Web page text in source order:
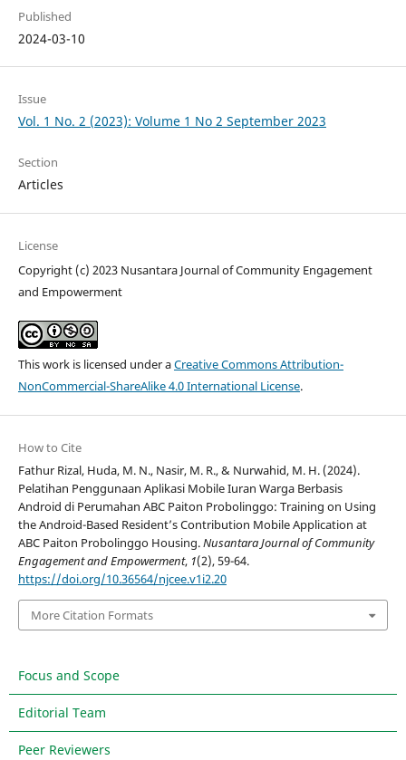
Published
2024-03-10
Issue
Vol. 1 No. 2 (2023): Volume 1 No 2 September 2023
Section
Articles
License
Copyright (c) 2023 Nusantara Journal of Community Engagement
and Empowerment
This work is licensed under aCreative Commons Attribution-
NonCommercial-ShareAlike 4.0 International License.
How to Cite
Fathur Rizal, Huda, M. N., Nasir, M. R., & Nurwahid, M. H. (2024).
Pelatihan Penggunaan Aplikasi Mobile Iuran Warga Berbasis
Android di Perumahan ABC Paiton Probolinggo: Training on Using
the Android-Based Resident’s Contribution Mobile Application at
ABC Paiton Probolinggo Housing.Nusantara Journal of Community
Engagement and Empowerment, 1(2), 59-64.
https://doi.org/10.36564/njcee.v1i2.20
More Citation Formats
Focus and Scope
Editorial Team
Peer Reviewers